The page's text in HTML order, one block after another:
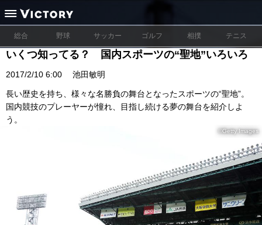
総合 野球 サッカー ゴルフ 相撲 テニス
いくつ知ってる？ 国内スポーツの“聖地”いろいろ
2017/2/10 6:00 池田敏明
長い歴史を持ち、様々な名勝負の舞台となったスポーツの“聖地”。
国内競技のプレーヤーが憧れ、目指し続ける夢の舞台を紹介しよ
う。
©Getty Images